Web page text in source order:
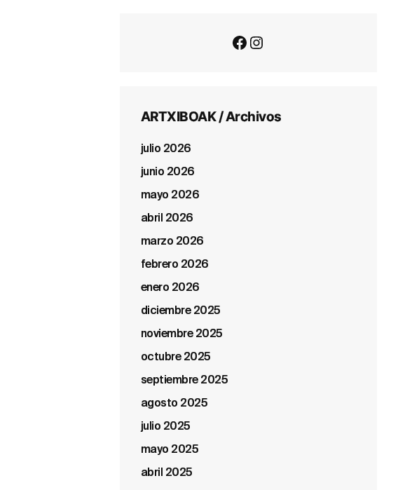
Facebook
Instagram
ARTXIBOAK / Archivos
julio 2026
junio 2026
mayo 2026
abril 2026
marzo 2026
febrero 2026
enero 2026
diciembre 2025
noviembre 2025
octubre 2025
septiembre 2025
agosto 2025
julio 2025
mayo 2025
abril 2025